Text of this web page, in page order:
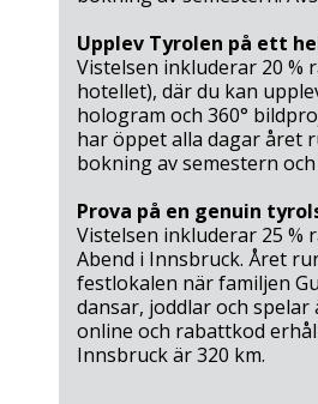
Upplev Tyrolen på ett
Vistelsen inkluderar 20 %
hotellet), där du kan
hologram och 360°
har öppet alla dagar året
bokning av semestern
Prova på en genuin
Vistelsen inkluderar 25 %
Abend i Innsbruck. Året
festlokalen när familjen
dansar, joddlar och
online och rabattkod
Innsbruck är 320 km.